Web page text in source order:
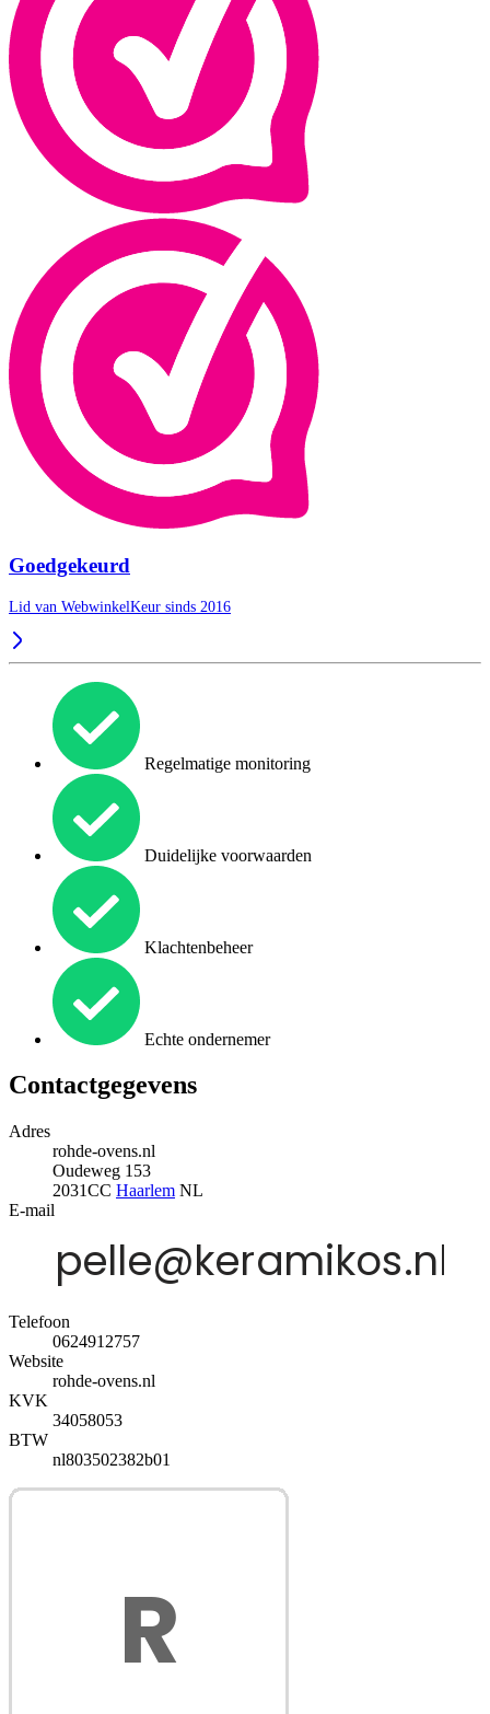
Goedgekeurd
Lid van WebwinkelKeur sinds 2016
Regelmatige monitoring
Duidelijke voorwaarden
Klachtenbeheer
Echte ondernemer
Contactgegevens
Adres
rohde-ovens.nl
Oudeweg 153
2031CC Haarlem NL
E-mail
Telefoon
0624912757
Website
rohde-ovens.nl
KVK
34058053
BTW
nl803502382b01